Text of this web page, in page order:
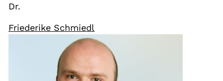
Dr.
Friederike Schmiedl